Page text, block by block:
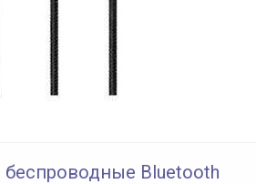
Bluetooth